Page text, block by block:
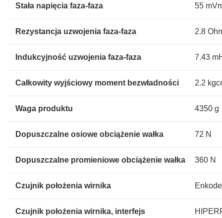
Stała napięcia faza-faza 55
Rezystancja uzwojenia faza-faza 2.8
Indukcyjność uzwojenia faza-faza 7.43
Całkowity wyjściowy moment bezwładności 2.2
Waga produktu 4350 g
Dopuszczalne osiowe obciążenie wałka 72 N
Dopuszczalne promieniowe obciążenie wałka 360 N
Czujnik położenia wirnika
Czujnik położenia wirnika, interfejs